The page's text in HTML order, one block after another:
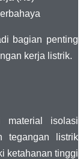
bagian penting
kerja listrik.
material isolasi
tegangan listrik
ketahanan tinggi